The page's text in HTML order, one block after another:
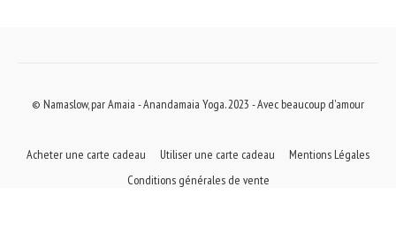
© Namaslow, par Amaia - Anandamaia Yoga. 2023 - Avec beaucoup d'amour
Acheter une carte cadeau Utiliser une carte cadeau
Mentions Légales
Conditions générales de vente